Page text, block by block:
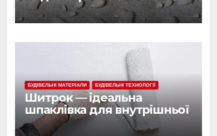
БУДІВЕЛЬНІ МАТЕРІАЛИ БУДІВЕЛЬНІ ТЕХНОЛОГІЇ
Шитрок — ідеальна
шпаклівка для внутрішньої
обробки